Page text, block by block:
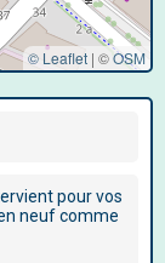
© Leaflet | ©OSM
pour vos
neuf comme